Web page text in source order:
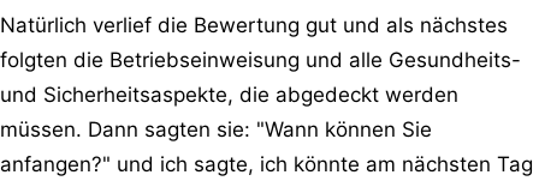
Natürlich verlief die Bewertung gut und als nächstes
folgten die Betriebseinweisung und alle Gesundheits-
und Sicherheitsaspekte, die abgedeckt werden
müssen. Dann sagten sie: "Wann können Sie
anfangen?" und ich sagte, ich könnte am nächsten Tag